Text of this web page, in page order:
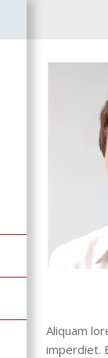
Aliquam
imperdiet.